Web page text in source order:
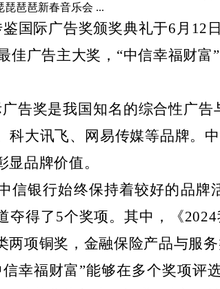
琵琶琶新春音乐会 ...
国际广告奖颁奖典礼于6月12
佳广告主大奖， “中信幸福财富”
告奖是我国知名的综合性广告
科大讯飞、网易传媒等品牌。
显品牌价值。
信银行始终保持着较好的品牌
夺得了 5个奖项。其中，《
两项铜奖，金融保险产品与服务
信幸福财富”能够在多个奖项评